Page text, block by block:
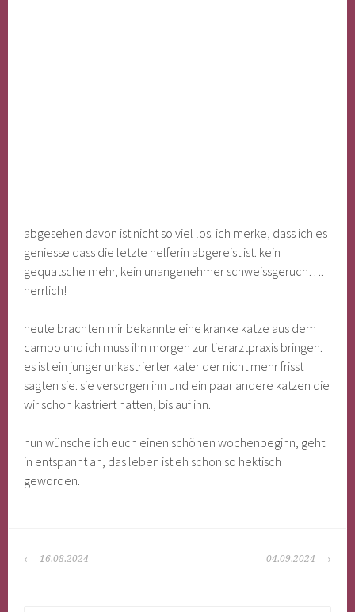
abgesehen davon ist nicht so viel los. ich merke, dass ich es
geniesse dass die letzte helferin abgereist ist. kein
gequatsche mehr, kein unangenehmer schweissgeruch….
herrlich!
heute brachten mir bekannte eine kranke katze aus dem
campo und ich muss ihn morgen zur tierarztpraxis bringen.
es ist ein junger unkastrierter kater der nicht mehr frisst
sagten sie. sie versorgen ihn und ein paar andere katzen die
wir schon kastriert hatten, bis auf ihn.
nun wünsche ich euch einen schönen wochenbeginn, geht
in entspannt an, das leben ist eh schon so hektisch
geworden.
BEITRAGS-
16.08.2024 04.09.2024